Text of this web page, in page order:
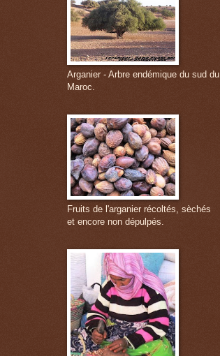
Arganier - Arbre endémique du sud du
Maroc.
Fruits de l'arganier récoltés, sèchés
et encore non dépulpés.